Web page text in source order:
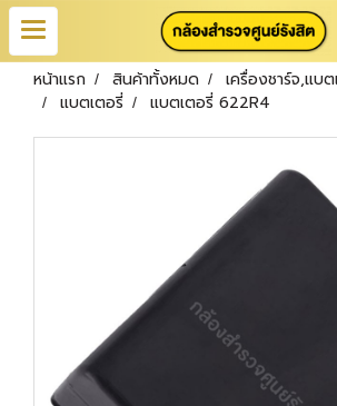
หน้าแรก สินค้าทั้งหมด
เครื่องชาร์จ,แบ
แบตเตอรี่
แบตเตอรี่ 622R4